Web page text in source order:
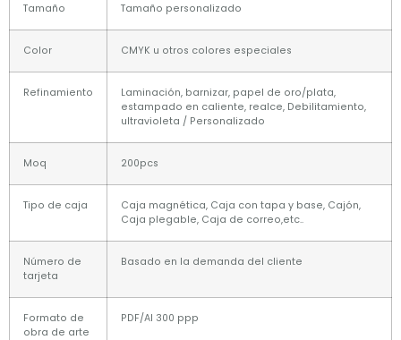
Tamaño Tamaño personalizado
Color CMYK u otros colores especiales
Refinamiento
Laminación, barnizar, papel de oro/plata,
estampado en caliente, realce, Debilitamiento,
ultravioleta / Personalizado
Moq 200pcs
Tipo de caja
Caja magnética, Caja con tapa y base, Cajón,
Caja plegable, Caja de correo,etc..
Número de
tarjeta
Basado en la demanda del cliente
Formato de
obra de arte
PDF/AI 300 ppp